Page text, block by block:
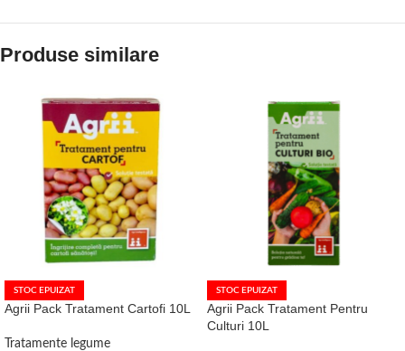
Produse similare
STOC EPUIZAT
Agrii Pack Tratament Cartofi 10L
Tratamente legume
STOC EPUIZAT
Agrii Pack Tratament Pentru
Culturi 10L